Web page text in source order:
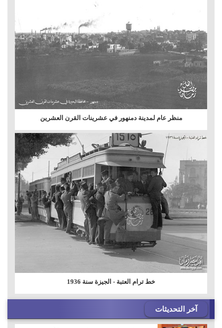
منظر عام لمدينة دمنهور في عشرينات القرن العشرين
خط ترام العتبة - الجيزة سنة 1936
آخر التحديثات